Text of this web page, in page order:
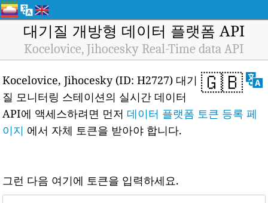
대기질 개방형 데이터 플랫폼 API
Kocelovice, Jihocesky Real-Time data API
🇬🇧
Kocelovice, Jihocesky (ID: H2727) 대기
질 모니터링 스테이션의 실시간 데이터
API에 액세스하려면 먼저 데이터 플랫폼 토큰 등록 페
이지 에서 자체 토큰을 받아야 합니다.
그런 다음 여기에 토큰을 입력하세요.